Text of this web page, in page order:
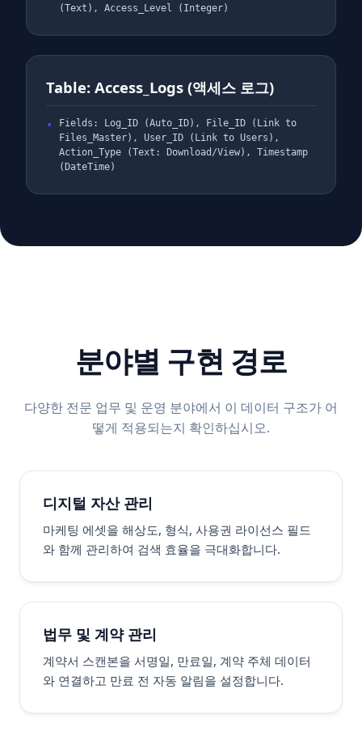
(Text), Access_Level (Integer)
Table: Access_Logs (액세스 로그)
Fields: Log_ID (Auto_ID), File_ID (Link to
Files_Master), User_ID (Link to Users),
Action_Type (Text: Download/View), Timestamp
(DateTime)
분야별 구현 경로
다양한 전문 업무 및 운영 분야에서 이 데이터 구조가 어
떻게 적용되는지 확인하십시오.
디지털 자산 관리
마케팅 에셋을 해상도, 형식, 사용권 라이선스 필드
와 함께 관리하여 검색 효율을 극대화합니다.
법무 및 계약 관리
계약서 스캔본을 서명일, 만료일, 계약 주체 데이터
와 연결하고 만료 전 자동 알림을 설정합니다.